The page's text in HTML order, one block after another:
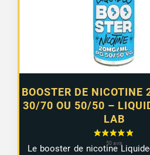
BOOSTER DE
30/70 OU 50/50 –
LAB
à
7,99 €
Le booster de nicotine